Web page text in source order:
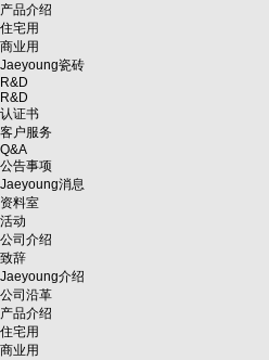
产品介绍
住宅用
商业用
Jaeyoung瓷砖
R&D
R&D
认证书
客户服务
Q&A
公告事项
Jaeyoung消息
资料室
活动
公司介绍
致辞
Jaeyoung介绍
公司沿革
产品介绍
住宅用
商业用